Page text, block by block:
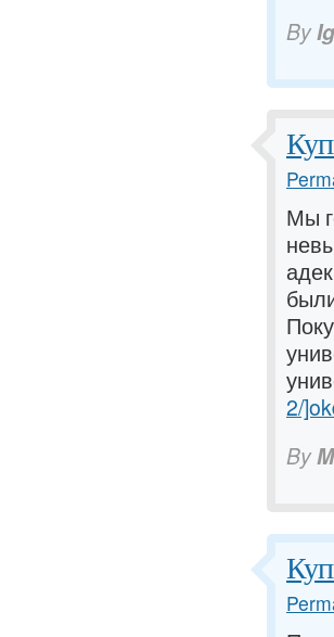
By
Мы
2/
By